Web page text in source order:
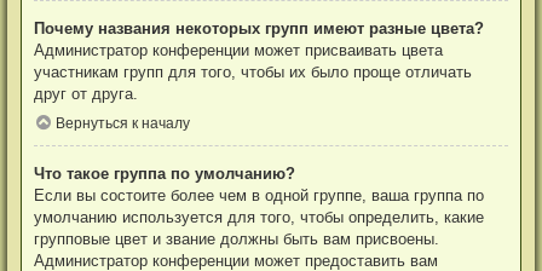
Почему названия некоторых групп имеют разные цвета?
Администратор конференции может присваивать цвета
участникам групп для того, чтобы их было проще отличать
друг от друга.
Вернуться к началу
Что такое группа по умолчанию?
Если вы состоите более чем в одной группе, ваша группа по
умолчанию используется для того, чтобы определить, какие
групповые цвет и звание должны быть вам присвоены.
Администратор конференции может предоставить вам